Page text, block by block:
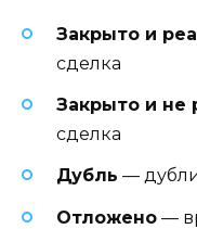
Закрыто и
сделка
Закрыто и не
сделка
Дубль —
Отложено —